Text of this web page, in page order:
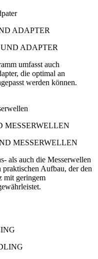
ADAPTER
umfasst auch
die optimal an
werden können.
MESSERWELLEN
als auch die Messerwellen
praktischen Aufbau, der den
mit geringem